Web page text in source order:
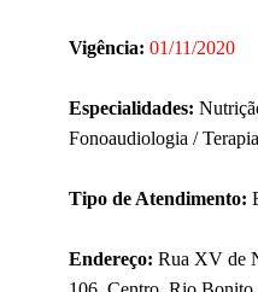
Vigência: 01/11/2020
Especialidades:
Fonoaudiologia /
Tipo de Atendimento:
Endereço: Rua XV de